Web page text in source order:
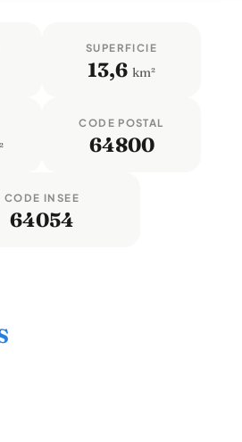
SUPERFICIE
13,6 km²
CODE POSTAL
64800
CODE INSEE
64054